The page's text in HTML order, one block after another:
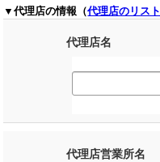
▼代理店の情報（代理店のリスト
代理店名
代理店営業所名